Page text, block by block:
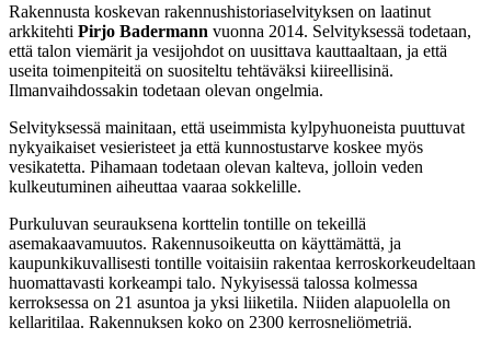
Rakennusta koskevan rakennushistoriaselvityksen on laatinut
arkkitehti Pirjo Badermann vuonna 2014. Selvityksessä todetaan,
että talon viemärit ja vesijohdot on uusittava kauttaaltaan, ja että
useita toimenpiteitä on suositeltu tehtäväksi kiireellisinä.
Ilmanvaihdossakin todetaan olevan ongelmia.
Selvityksessä mainitaan, että useimmista kylpyhuoneista puuttuvat
nykyaikaiset vesieristeet ja että kunnostustarve koskee myös
vesikatetta. Pihamaan todetaan olevan kalteva, jolloin veden
kulkeutuminen aiheuttaa vaaraa sokkelille.
Purkuluvan seurauksena korttelin tontille on tekeillä
asemakaavamuutos. Rakennusoikeutta on käyttämättä, ja
kaupunkikuvallisesti tontille voitaisiin rakentaa kerroskorkeudeltaan
huomattavasti korkeampi talo. Nykyisessä talossa kolmessa
kerroksessa on 21 asuntoa ja yksi liiketila. Niiden alapuolella on
kellaritilaa. Rakennuksen koko on 2300 kerrosneliömetriä.